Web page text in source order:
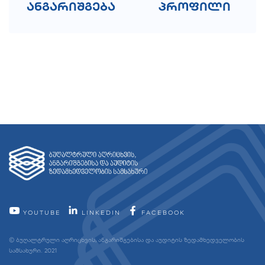
ანგარიშგება პროფილი
YOUTUBE LINKEDIN FACEBOOK
© ბუღალტრული აღრიცხვის, ანგარიშგებისა და აუდიტის ზედამხედველობის
სამსახური. 2021